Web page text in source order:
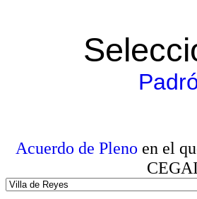
Acuerdo de Pleno en el